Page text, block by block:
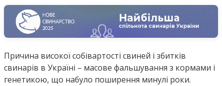
Причина високої собівартості свиней і збитків
свинарів в Україні – масове фальшування з кормами і
генетикою, що набуло поширення минулі роки.